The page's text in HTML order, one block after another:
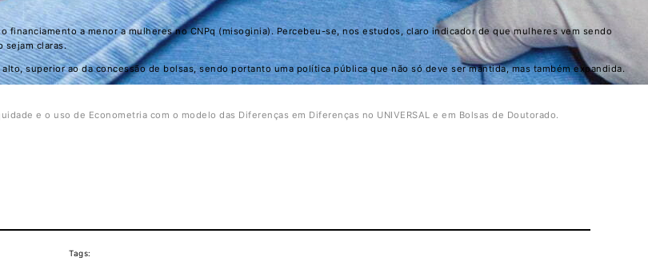
a menor a mulheres no CNPq (misoginia). Percebeu-se, nos estudos, claro indicador de que mulheres vem sendo
sejam claras.
superior ao da concessão de bolsas, sendo portanto uma política pública que não só deve ser mantida, mas também expandida.
e o uso de Econometria com o modelo das Diferenças em Diferenças no UNIVERSAL e em Bolsas de Doutorado.
Tags: